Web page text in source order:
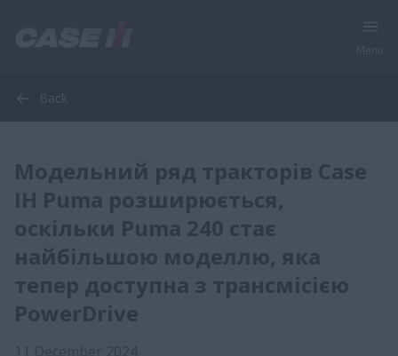
Back
Модельний ряд тракторів Case
IH Puma розширюється,
оскільки Puma 240 стає
найбільшою моделлю, яка
тепер доступна з трансмісією
PowerDrive